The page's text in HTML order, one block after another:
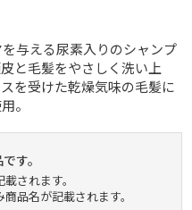
与える尿素入りのシャンプ
と毛髪をやさしく洗い上
を受けた乾燥気味の毛髪に
。
す。
されます。
品名が記載されます。